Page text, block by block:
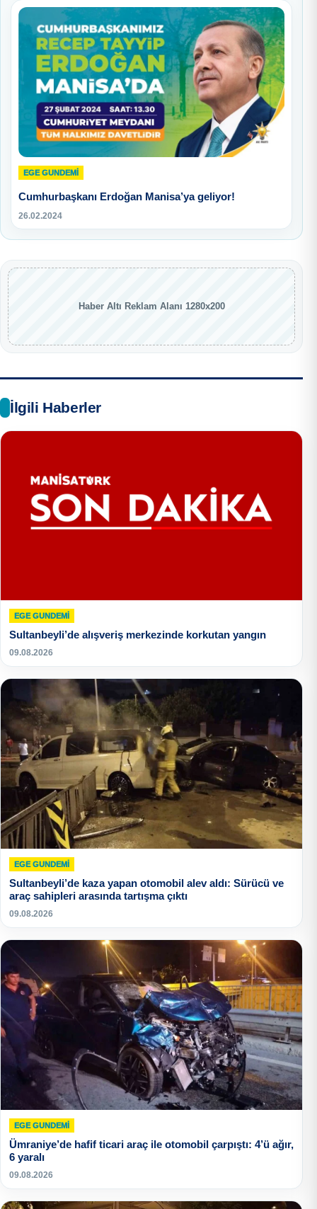
EGE GUNDEMİ
Cumhurbaşkanı Erdoğan Manisa’ya geliyor!
26.02.2024
Haber Altı Reklam Alanı 1280x200
İlgili Haberler
EGE GUNDEMİ
Sultanbeyli’de alışveriş merkezinde korkutan yangın
09.08.2026
EGE GUNDEMİ
Sultanbeyli’de kaza yapan otomobil alev aldı: Sürücü ve
araç sahipleri arasında tartışma çıktı
09.08.2026
EGE GUNDEMİ
Ümraniye’de hafif ticari araç ile otomobil çarpıştı: 4’ü ağır,
6 yaralı
09.08.2026